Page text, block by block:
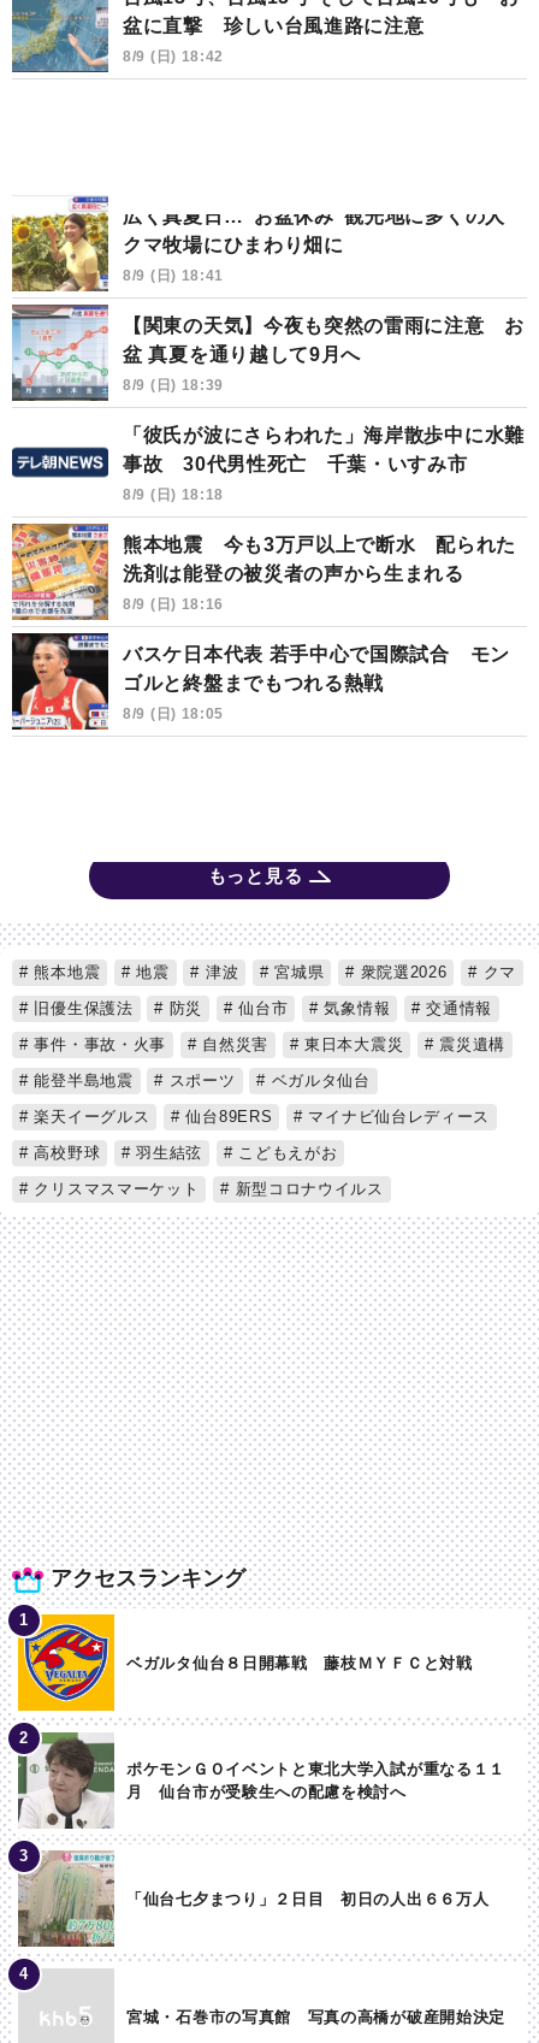
盆に直撃 珍しい台風進路に注意
8/9 (日) 18:42
広く真夏日…“お盆休み”観光地に多くの人
クマ牧場にひまわり畑に
8/9 (日) 18:41
【関東の天気】今夜も突然の雷雨に注意 お
盆 真夏を通り越して9月へ
8/9 (日) 18:39
「彼氏が波にさらわれた」海岸散歩中に水難
事故 30代男性死亡 千葉・いすみ市
8/9 (日) 18:18
熊本地震 今も3万戸以上で断水 配られた
洗剤は能登の被災者の声から生まれる
8/9 (日) 18:16
バスケ日本代表 若手中心で国際試合 モン
ゴルと終盤までもつれる熱戦
8/9 (日) 18:05
もっと見る
アクセスランキング
ベガルタ仙台８日開幕戦 藤枝ＭＹＦＣと対戦
ポケモンＧＯイベントと東北大学入試が重なる１１
月 仙台市が受験生への配慮を検討へ
「仙台七夕まつり」２日目 初日の人出６６万人
宮城・石巻市の写真館 写真の高橋が破産開始決定
熊本地震 地震 津波 宮城県 衆院選2026
クマ
旧優生保護法
防災 仙台市 気象情報
交通情報
事件・事故・火事
自然災害 東日本大震災
震災遺構
能登半島地震
スポーツ
ベガルタ仙台
楽天イーグルス
仙台89ERS
マイナビ仙台レディース
高校野球
羽生結弦
こどもえがお
クリスマスマーケット
新型コロナウイルス